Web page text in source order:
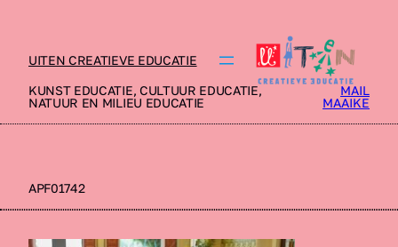
UITEN CREATIEVE EDUCATIE
KUNST EDUCATIE, CULTUUR EDUCATIE,
NATUUR EN MILIEU EDUCATIE
MAIL
MAAIKE
APF01742